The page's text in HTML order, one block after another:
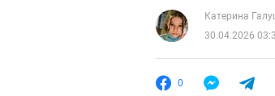
Катерина
30.04.2026
0